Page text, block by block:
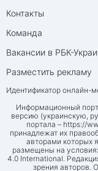
Контакты
Команда
Вакансии в РБК-
Разместить рекламу
Идентификатор онлайн-
Информационный
версию (украинскую,
портала – https://
принадлежат их
авторами которых
размещены на
4.0 International.
зрения авторов.